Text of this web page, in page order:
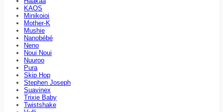
KAOS
Minikoioi
Mother-K
Mushie
Nanobébé
Neno
Noui Noui
Nuuroo
Pura
Skip Hop
Stephen Joseph
Suavinex
Trixie Baby
Twistshake